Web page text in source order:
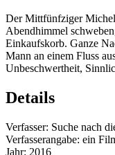
Der Mittfünfziger Michel
Abendhimmel
Einkaufskorb. Ganze
Mann an einem Fluss
Unbeschwertheit,
Details
Verfasser: Suche nach
Verfasserangabe: ein
Jahr: 2016